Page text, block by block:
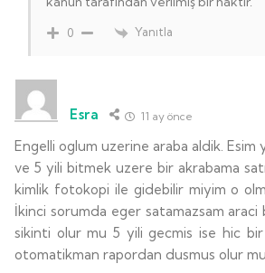
0 Yanıtla
Esra 11 ay önce
Engelli oglum uzerine araba aldik.
ve 5 yili bitmek uzere bir akrabama
kimlik fotokopi ile gidebilir miyim o
İkinci sorumda eger satamazsam araci
sikinti olur mu 5 yili gecmis ise hic bir
otomatikman rapordan dusmus olur